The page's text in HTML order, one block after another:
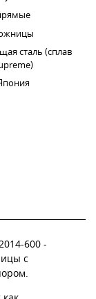
сталь (сплав
600 -
с